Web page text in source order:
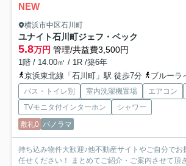
NEW
横浜市中区石川町
ユナイト石川町ジェフ・ベック
5.8万円 管理/共益費3,500円
1階 / 14.00㎡ / 1R /築6年
京浜東北線「石川町」駅 徒歩7分
ブルーライン「
バス・トイレ別 室内洗濯機置場 エアコン
TVモニタ付インターホン
シャワー
敷礼0 パノラマ
持ち込み物件大歓迎♪他不動産サイトやご自分でお
任せください！ まとめてご紹介・ご案内させて頂